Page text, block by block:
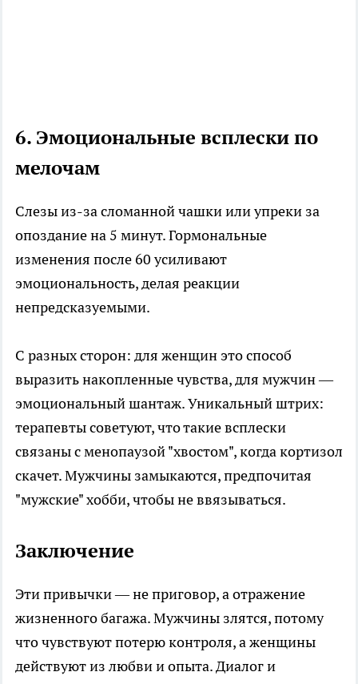
6. Эмоциональные всплески по
мелочам
Слезы из-за сломанной чашки или упреки за
опоздание на 5 минут. Гормональные
изменения после 60 усиливают
эмоциональность, делая реакции
непредсказуемыми.
С разных сторон: для женщин это способ
выразить накопленные чувства, для мужчин —
эмоциональный шантаж. Уникальный штрих:
терапевты советуют, что такие всплески
связаны с менопаузой "хвостом", когда кортизол
скачет. Мужчины замыкаются, предпочитая
"мужские" хобби, чтобы не ввязываться.
Заключение
Эти привычки — не приговор, а отражение
жизненного багажа. Мужчины злятся, потому
что чувствуют потерю контроля, а женщины
действуют из любви и опыта. Диалог и